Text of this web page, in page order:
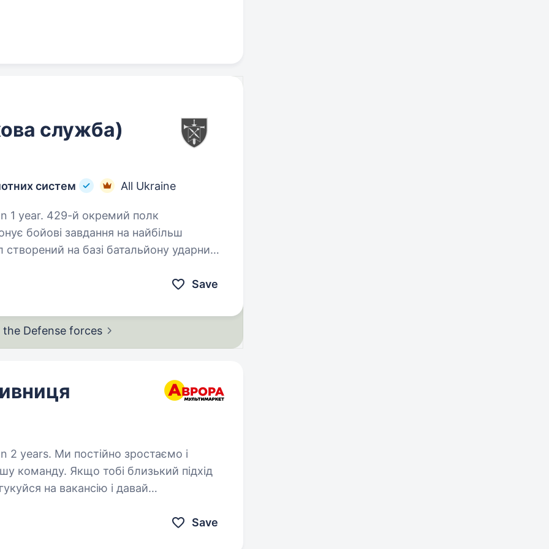
служба)
систем All Ukraine
полк
бойові завдання на найбільш
створений на базі батальйону ударних
Save
the Defense forces
зростаємо і
команду. Якщо тобі близький підхід
на вакансію і давай
Save